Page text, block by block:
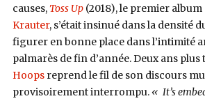
causes, Toss Up (2018), le premier album
Krauter, s’était insinué dans la densité
figurer en bonne place dans l’intimité
palmarès de fin d’année. Deux ans plus
Hoopsreprend le fil de son discours
provisoirement interrompu. « It’s